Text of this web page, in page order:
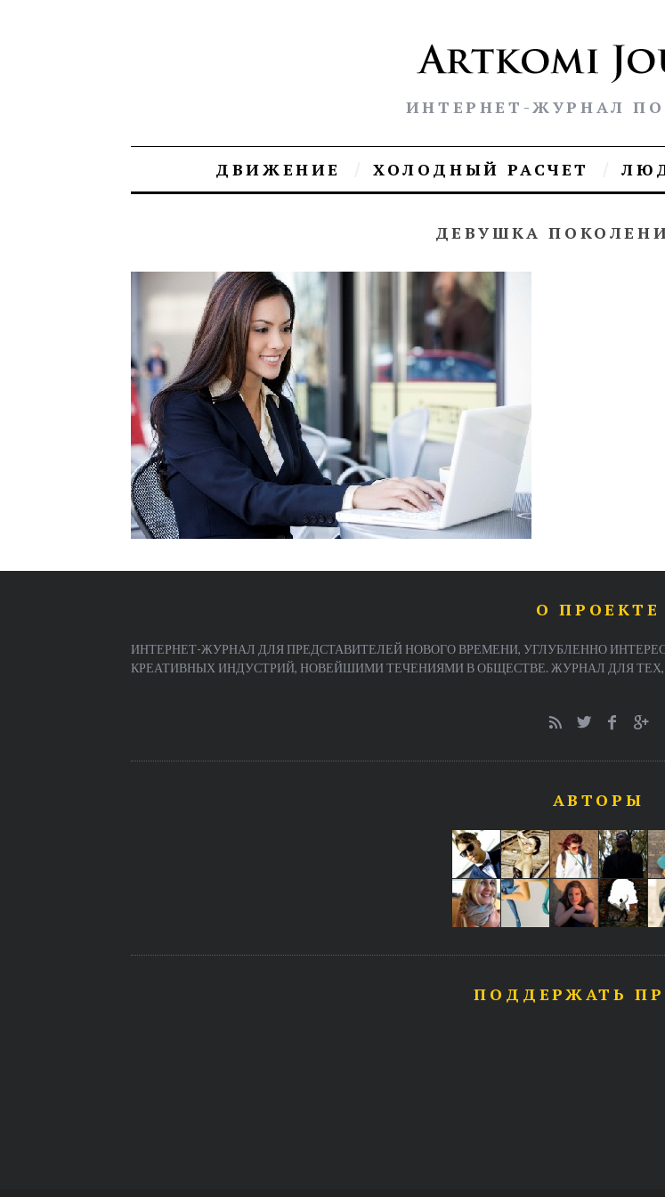
ИНТЕРНЕТ-ЖУРНАЛ
ДВИЖЕНИЕ ХОЛОДНЫЙ РАСЧЕТ
ДЕВУШКА
О ПРОЕКТЕ
ИНТЕРНЕТ-ЖУРНАЛ ДЛЯ ПРЕДСТАВИТЕЛЕЙ НОВОГО ВРЕМЕНИ, УГЛУБЛЕННО
КРЕАТИВНЫХ ИНДУСТРИЙ, НОВЕЙШИМИ ТЕЧЕНИЯМИ В ОБЩЕСТВЕ. ЖУРНАЛ ДЛЯ
АВТОРЫ
ПОДДЕРЖАТЬ